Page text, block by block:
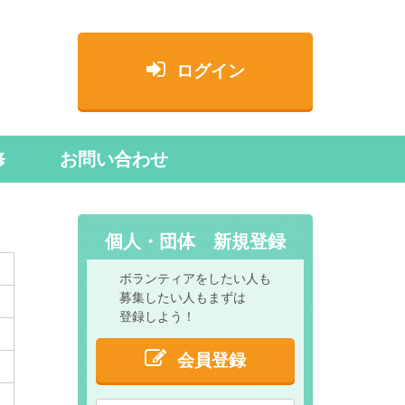
ログイン
お問い合わせ
個人・団体 新規登録
ボランティアをしたい人も
募集したい人もまずは
登録しよう！
会員登録